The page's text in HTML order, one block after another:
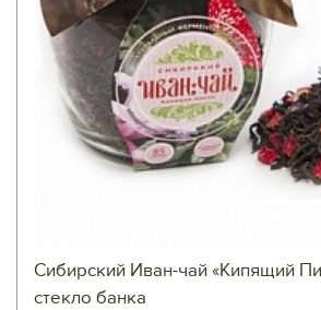
Сибирский Иван-чай «Кипящий
стекло банка